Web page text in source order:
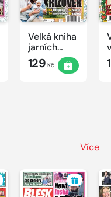
Velká kniha
jarních
křížovek
2026
129 Kč
Více